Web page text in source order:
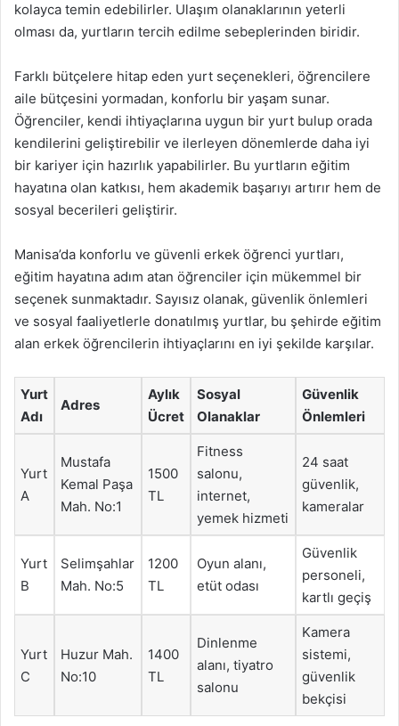
kolayca temin edebilirler. Ulaşım olanaklarının yeterli
olması da, yurtların tercih edilme sebeplerinden biridir.
Farklı bütçelere hitap eden yurt seçenekleri, öğrencilere
aile bütçesini yormadan, konforlu bir yaşam sunar.
Öğrenciler, kendi ihtiyaçlarına uygun bir yurt bulup orada
kendilerini geliştirebilir ve ilerleyen dönemlerde daha iyi
bir kariyer için hazırlık yapabilirler. Bu yurtların eğitim
hayatına olan katkısı, hem akademik başarıyı artırır hem de
sosyal becerileri geliştirir.
Manisa’da konforlu ve güvenli erkek öğrenci yurtları,
eğitim hayatına adım atan öğrenciler için mükemmel bir
seçenek sunmaktadır. Sayısız olanak, güvenlik önlemleri
ve sosyal faaliyetlerle donatılmış yurtlar, bu şehirde eğitim
alan erkek öğrencilerin ihtiyaçlarını en iyi şekilde karşılar.
Yurt
Adı
Adres
Aylık
Ücret
Sosyal
Olanaklar
Güvenlik
Önlemleri
Yurt
A
Mustafa
Kemal Paşa
Mah. No:1
1500
TL
Fitness
salonu,
internet,
yemek hizmeti
24 saat
güvenlik,
kameralar
Yurt
B
Selimşahlar
Mah. No:5
1200
TL
Oyun alanı,
etüt odası
Güvenlik
personeli,
kartlı geçiş
Yurt
C
Huzur Mah.
No:10
1400
TL
Dinlenme
alanı, tiyatro
salonu
Kamera
sistemi,
güvenlik
bekçisi